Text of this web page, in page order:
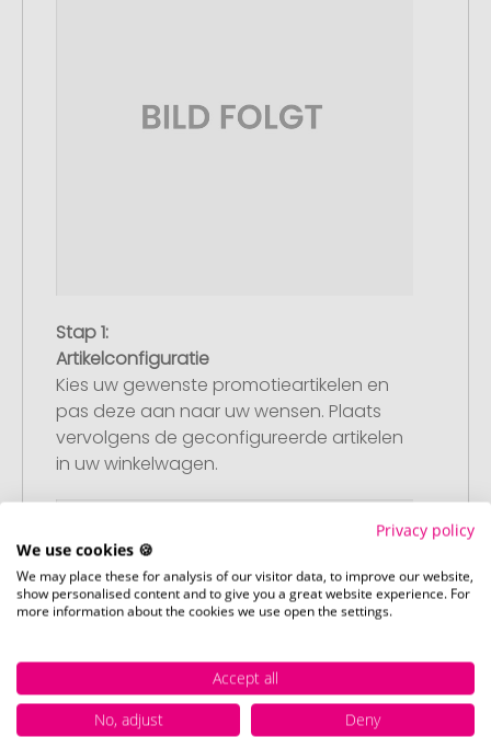
Stap 1:
Artikelconfiguratie
Kies uw gewenste promotieartikelen en
pas deze aan naar uw wensen. Plaats
vervolgens de geconfigureerde artikelen
in uw winkelwagen.
Privacy policy
We use cookies 🍪
We may place these for analysis of our visitor data, to improve our website,
show personalised content and to give you a great website experience. For
more information about the cookies we use open the settings.
Accept all
No, adjust
Deny